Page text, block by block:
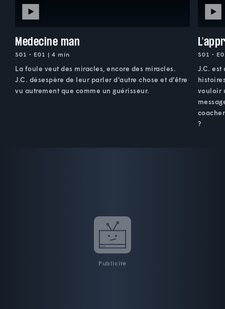
Medecine man
S01 • E01 | 4 min
La foule veut des miracles, encore des miracles.
J.C. désespère de leur parler d'autre chose et d'être
vu autrement que comme un guérisseur.
S01 •
J.C. est
vouloir
?
Publicité